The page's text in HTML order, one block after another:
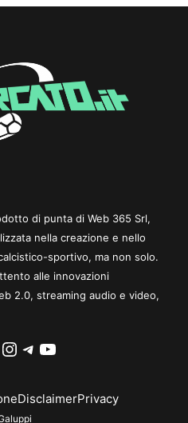
di punta di Web 365 Srl,
nella creazione e nello
sportivo, ma non solo.
alle innovazioni
2.0, streaming audio e video,
Instagram
Telegram
YouTube
DisclaimerPrivacy